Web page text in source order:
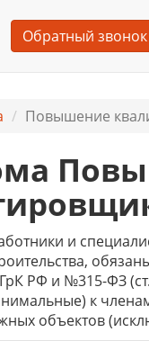
Обратный звонок
Повышение
и
РФ и №315-ФЗ
к
объектов